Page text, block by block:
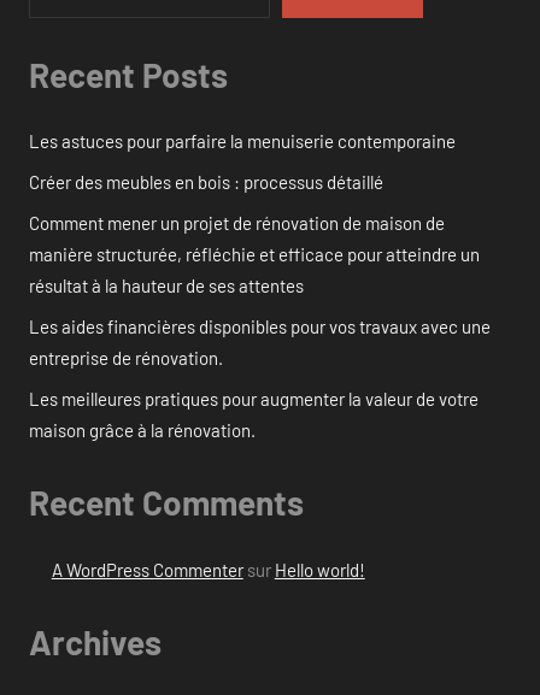
Recent Posts
Les astuces pour parfaire la menuiserie contemporaine
Créer des meubles en bois : processus détaillé
Comment mener un projet de rénovation de maison de
manière structurée, réfléchie et efficace pour atteindre un
résultat à la hauteur de ses attentes
Les aides financières disponibles pour vos travaux avec une
entreprise de rénovation.
Les meilleures pratiques pour augmenter la valeur de votre
maison grâce à la rénovation.
Recent Comments
A WordPress Commentersur Hello world!
Archives